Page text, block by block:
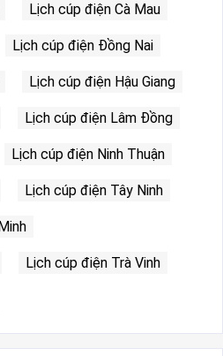
Lịch cúp điện Cà Mau
Lịch cúp điện Đồng Nai
Lịch cúp điện Hậu Giang
Lịch cúp điện Lâm Đồng
Lịch cúp điện Ninh Thuận
Lịch cúp điện Tây Ninh
Lịch cúp điện Trà Vinh